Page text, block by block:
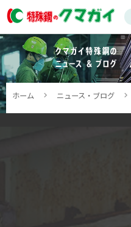
ホーム ニュース・ブログ